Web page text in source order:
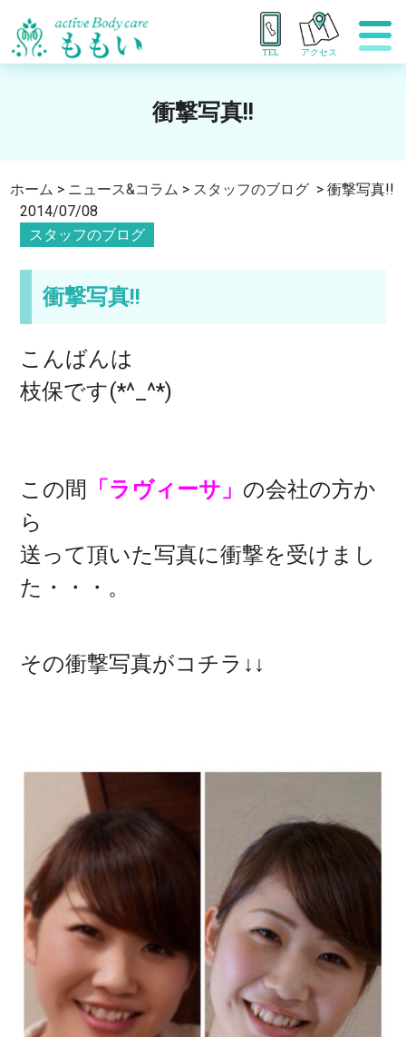
TEL アクセス
衝撃写真!!
ホーム > ニュース&コラム > スタッフのブログ >衝撃写真!!
2014/07/08
スタッフのブログ
衝撃写真!!
こんばんは
枝保です(*^_^*)
この間 「ラヴィーサ」 の会社の方か
ら
送って頂いた写真に衝撃を受けまし
た・・・。
その衝撃写真がコチラ↓↓